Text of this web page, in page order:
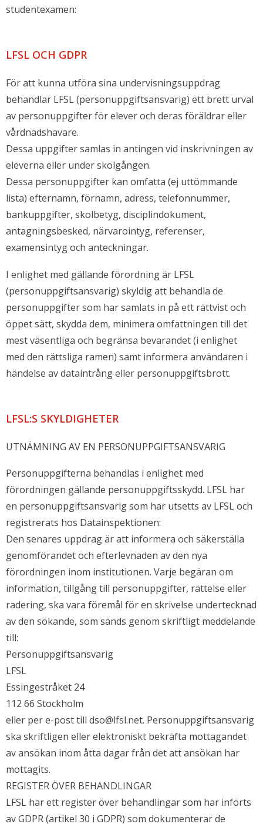
studentexamen:
LFSL OCH GDPR
För att kunna utföra sina undervisningsuppdrag
behandlar LFSL (personuppgiftsansvarig) ett brett urval
av personuppgifter för elever och deras föräldrar eller
vårdnadshavare.
Dessa uppgifter samlas in antingen vid inskrivningen av
eleverna eller under skolgången.
Dessa personuppgifter kan omfatta (ej uttömmande
lista) efternamn, förnamn, adress, telefonnummer,
bankuppgifter, skolbetyg, disciplindokument,
antagningsbesked, närvarointyg, referenser,
examensintyg och anteckningar.
I enlighet med gällande förordning är LFSL
(personuppgiftsansvarig) skyldig att behandla de
personuppgifter som har samlats in på ett rättvist och
öppet sätt, skydda dem, minimera omfattningen till det
mest väsentliga och begränsa bevarandet (i enlighet
med den rättsliga ramen) samt informera användaren i
händelse av dataintrång eller personuppgiftsbrott.
LFSL:S SKYLDIGHETER
UTNÄMNING AV EN PERSONUPPGIFTSANSVARIG
Personuppgifterna behandlas i enlighet med
förordningen gällande personuppgiftsskydd. LFSL har
en personuppgiftsansvarig som har utsetts av LFSL och
registrerats hos Datainspektionen:
Den senares uppdrag är att informera och säkerställa
genomförandet och efterlevnaden av den nya
förordningen inom institutionen. Varje begäran om
information, tillgång till personuppgifter, rättelse eller
radering, ska vara föremål för en skrivelse undertecknad
av den sökande, som sänds genom skriftligt meddelande
till:
Personuppgiftsansvarig
LFSL
Essingestråket 24
112 66 Stockholm
eller per e-post till dso@lfsl.net. Personuppgiftsansvarig
ska skriftligen eller elektroniskt bekräfta mottagandet
av ansökan inom åtta dagar från det att ansökan har
mottagits.
REGISTER ÖVER BEHANDLINGAR
LFSL har ett register över behandlingar som har införts
av GDPR (artikel 30 i GDPR) som dokumenterar de